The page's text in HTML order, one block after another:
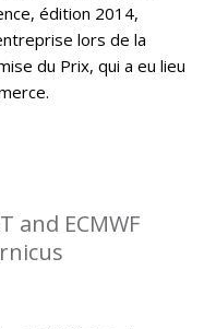
édition 2014,
lors de la
du Prix, qui a eu lieu
and ECMWF